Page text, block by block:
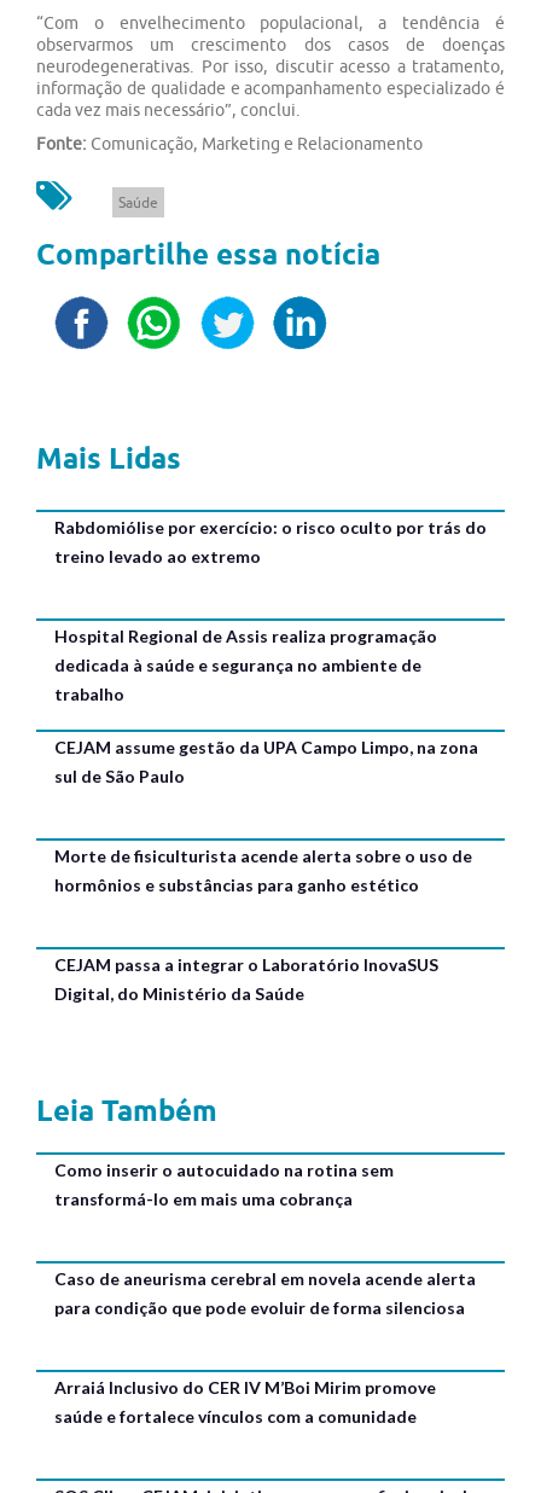
“Com o envelhecimento populacional, a tendência é
observarmos um crescimento dos casos de doenças
neurodegenerativas. Por isso, discutir acesso a tratamento,
informação de qualidade e acompanhamento especializado é
cada vez mais necessário”, conclui.
Fonte: Comunicação, Marketing e Relacionamento
Saúde
Compartilhe essa notícia
Mais Lidas
Rabdomiólise por exercício: o risco oculto por trás do
treino levado ao extremo
Hospital Regional de Assis realiza programação
dedicada à saúde e segurança no ambiente de
trabalho
CEJAM assume gestão da UPA Campo Limpo, na zona
sul de São Paulo
Morte de fisiculturista acende alerta sobre o uso de
hormônios e substâncias para ganho estético
CEJAM passa a integrar o Laboratório InovaSUS
Digital, do Ministério da Saúde
Leia Também
Como inserir o autocuidado na rotina sem
transformá-lo em mais uma cobrança
Caso de aneurisma cerebral em novela acende alerta
para condição que pode evoluir de forma silenciosa
Arraiá Inclusivo do CER IV M’Boi Mirim promove
saúde e fortalece vínculos com a comunidade